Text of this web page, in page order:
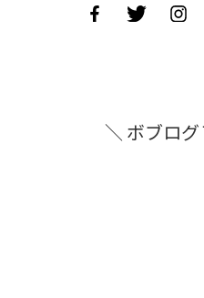
＼ ボブロ